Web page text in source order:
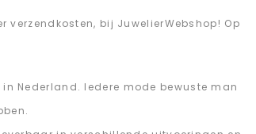
bij JuwelierWebshop! Op
Nederland. Iedere mode bewuste man